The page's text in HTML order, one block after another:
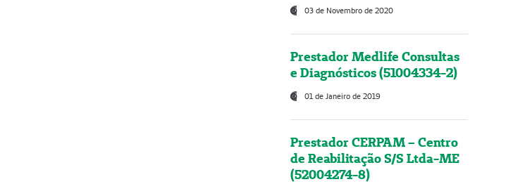
03 de Novembro de 2020
Prestador Medlife Consultas
e Diagnósticos (51004334-2)
01 de Janeiro de 2019
Prestador CERPAM – Centro
de Reabilitação S/S Ltda-ME
(52004274-8)